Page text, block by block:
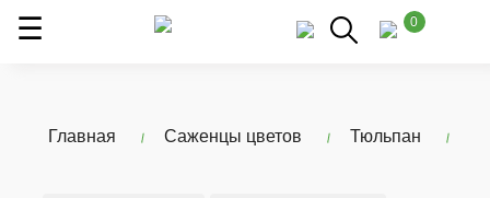
0
Главная Саженцы цветов Тюльпан